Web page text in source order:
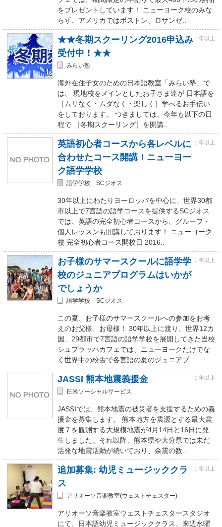
をプレゼントしています！ ニューヨーク校のみな
らず、アメリカではボストン、ロサンゼ..
★★冬期スクーリング2016申込み
受付中！★★
１年以上
みらい塾
海外在住子女のための日本語教室「みらい塾」で
は、 現地校をメインとしたお子さま達が 日本語を
［ムリなく・ムダなく・楽しく］学べるお手伝い
をしております。 つきましては、今年も以下の日
程で ［冬期スクーリング］を開講..
英語初心者コースから各レベルに
合わせたコース開講！ニューヨー
ク語学学校
１年以上
語学学校 SCジオス
30年以上にわたりヨーロッパを中心に、世界30都
市以上で7言語の語学コースを提供するSCジオス
では、英語の完全初心者コースから、グループ・
個人レッスンも開講しております！ ニューヨーク
校 完全初心者コース開校日 2016..
お子様のサマースクールに語学学
校のジュニアプログラムはいかが
でしょうか
１年以上
語学学校 SCジオス
この夏、お子様のサマースクールへの参加をお考
えのお父様、お母様！ 30年以上に渡り、世界12カ
国、29都市で7言語の語学学校を展開してきた当校
シュプラッハカフェでは、ニューヨークだけでな
く世界中の校舎で各言語の夏のジュニアプ..
JASSI 熊本地震義援金 １年以上
日米ソーシャルサービス
JASSIでは、熊本地震の被災者を支援するための義
援金を募集します。 熊本地方を震源とする最大震
度７を観測する大規模地震が4月14日と16日に発
生しました。それ以降、熊本県や大分県では未だ
活発な地震活動が続いており、余震の数..
追加募集: 幼児ミュージッククラ
ス
１年以上
アリオーソ音楽教室(ウェストチェスター)
アリオーソ音楽教室ウェストチェスタースタジオ
にて、日本語幼児ミュージッククラス、来週水曜